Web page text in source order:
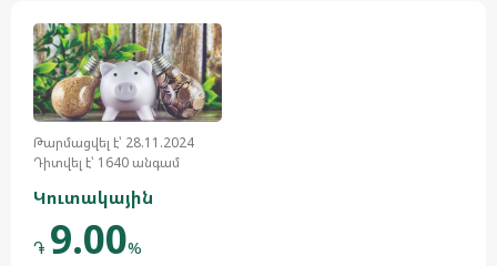
Թարմացվել է՝ 28.11.2024
Դիտվել է՝ 1640 անգամ
Կուտակային
֏ 9.00%